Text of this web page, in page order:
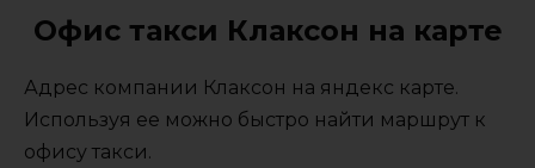
Офис такси Клаксон на карте
Адрес компании Клаксон на яндекс карте.
Используя ее можно быстро найти маршрут к
офису такси.